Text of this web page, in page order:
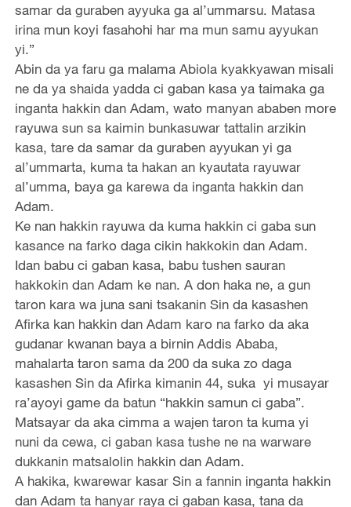
samar da guraben ayyuka ga al’ummarsu. Matasa
irina mun koyi fasahohi har ma mun samu ayyukan
yi.”
Abin da ya faru ga malama Abiola kyakkyawan misali
ne da ya shaida yadda ci gaban kasa ya taimaka ga
inganta hakkin dan Adam, wato manyan ababen more
rayuwa sun sa kaimin bunkasuwar tattalin arzikin
kasa, tare da samar da guraben ayyukan yi ga
al’ummarta, kuma ta hakan an kyautata rayuwar
al’umma, baya ga karewa da inganta hakkin dan
Adam.
Ke nan hakkin rayuwa da kuma hakkin ci gaba sun
kasance na farko daga cikin hakkokin dan Adam.
Idan babu ci gaban kasa, babu tushen sauran
hakkokin dan Adam ke nan. A don haka ne, a gun
taron kara wa juna sani tsakanin Sin da kasashen
Afirka kan hakkin dan Adam karo na farko da aka
gudanar kwanan baya a birnin Addis Ababa,
mahalarta taron sama da 200 da suka zo daga
kasashen Sin da Afirka kimanin 44, suka yi musayar
ra’ayoyi game da batun “hakkin samun ci gaba”.
Matsayar da aka cimma a wajen taron ta kuma yi
nuni da cewa, ci gaban kasa tushe ne na warware
dukkanin matsalolin hakkin dan Adam.
A hakika, kwarewar kasar Sin a fannin inganta hakkin
dan Adam ta hanyar raya ci gaban kasa, tana da